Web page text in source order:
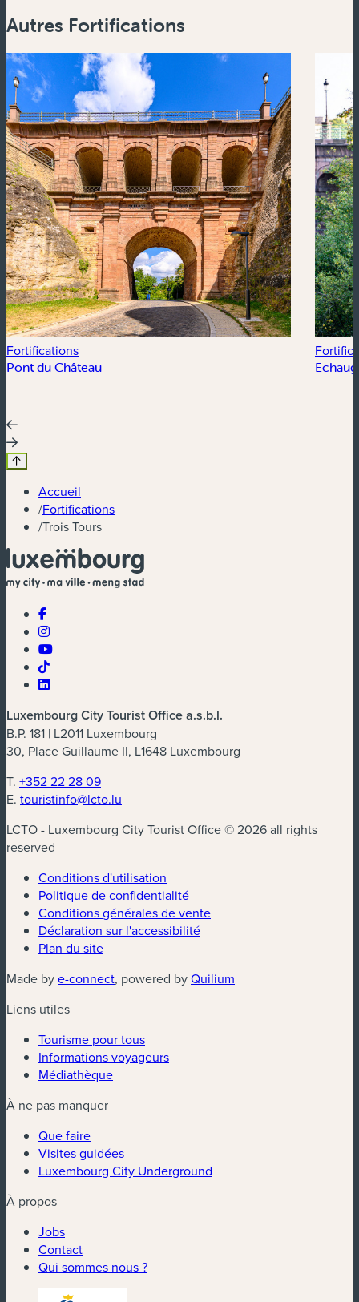
Autres Fortifications
Fortifications
Pont du Château
Accueil
/Fortifications
/Trois Tours
Luxembourg City Tourist Office a.s.b.l.
B.P. 181 | L2011 Luxembourg
30, Place Guillaume II, L1648 Luxembourg
T. +352 22 28 09
E. touristinfo@lcto.lu
LCTO - Luxembourg City Tourist Office © 2026 all rights
reserved
Conditions d'utilisation
Politique de confidentialité
Conditions générales de vente
Déclaration sur l'accessibilité
Plan du site
Made bye-connect(nouvelle fenêtre)
, powered byQuilium
Liens utiles
Tourisme pour tous
Informations voyageurs
Médiathèque
À ne pas manquer
Que faire
Visites guidées
Luxembourg City Underground
À propos
Jobs
Contact
Qui sommes nous ?